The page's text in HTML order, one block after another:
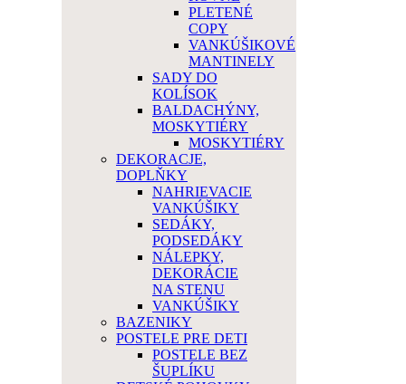
PLETENÉ
COPY
VANKÚŠIKOVÉ
MANTINELY
SADY DO
KOLÍSOK
BALDACHÝNY,
MOSKYTIÉRY
MOSKYTIÉRY
DEKORACJE,
DOPLŇKY
NAHRIEVACIE
VANKÚŠIKY
SEDÁKY,
PODSEDÁKY
NÁLEPKY,
DEKORÁCIE
NA STENU
VANKÚŠIKY
BAZENIKY
POSTELE PRE DETI
POSTELE BEZ
ŠUPLÍKU